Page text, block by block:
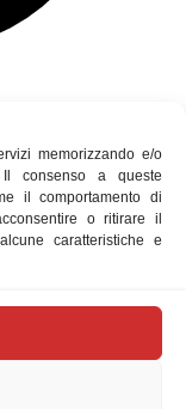
memorizzando e/o
consenso a queste
il comportamento di
o ritirare il
caratteristiche e
tu possa avere la
ad utilizzare